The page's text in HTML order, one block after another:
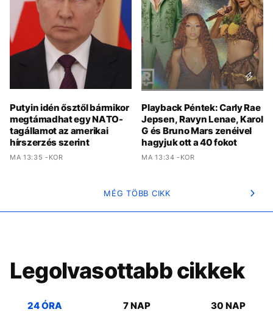
Putyin idén ősztől bármikor
megtámadhat egy NATO-
tagállamot az amerikai
hírszerzés szerint
MA 13:35 -KOR
Playback Péntek: Carly Rae
Jepsen, Ravyn Lenae, Karol
G és Bruno Mars zenéivel
hagyjuk ott a 40 fokot
MA 13:34 -KOR
MÉG TÖBB CIKK
Legolvasottabb cikkek
24 ÓRA 7 NAP 30 NAP